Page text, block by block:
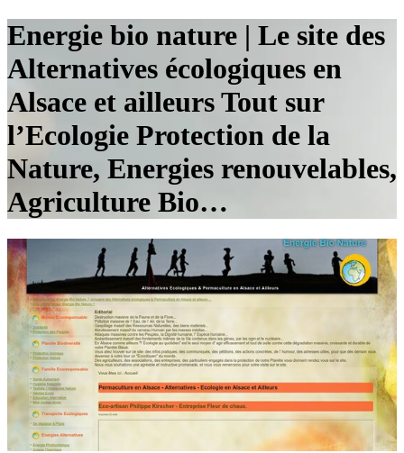
Energie bio nature | Le site des
Al­ter­nati­ves écologiques en
Alsace et ailleurs Tout sur
l’Ecologie Protection de la
Nature, Energies renouve­lab­les,
Agriculture Bio…